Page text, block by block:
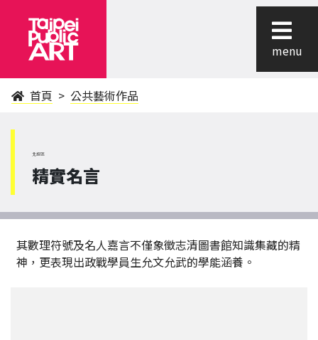
menu
首頁 公共藝術作品
北投區
精實名言
其數理符號及名人嘉言不僅象徵志清圖書館知識集藏的精
神，更表現出政戰學員生允文允武的學能涵養。